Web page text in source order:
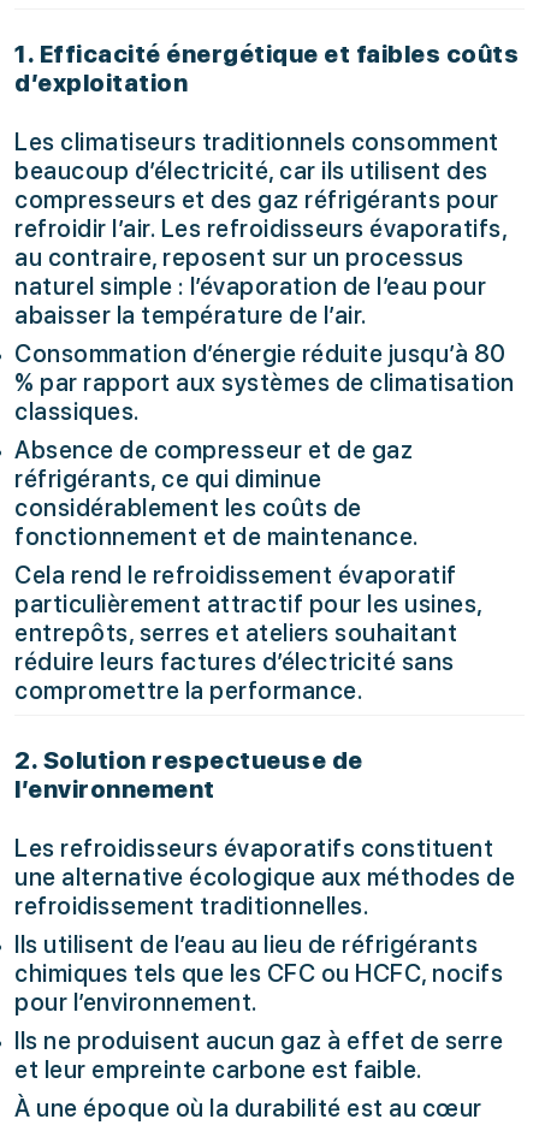
1. Efficacité énergétique et faibles coûts
d’exploitation
Les climatiseurs traditionnels consomment
beaucoup d’électricité, car ils utilisent des
compresseurs et des gaz réfrigérants pour
refroidir l’air. Les refroidisseurs évaporatifs,
au contraire, reposent sur un processus
naturel simple : l’évaporation de l’eau pour
abaisser la température de l’air.
Consommation d’énergie réduite jusqu’à 80
% par rapport aux systèmes de climatisation
classiques.
Absence de compresseur et de gaz
réfrigérants, ce qui diminue
considérablement les coûts de
fonctionnement et de maintenance.
Cela rend le refroidissement évaporatif
particulièrement attractif pour les usines,
entrepôts, serres et ateliers souhaitant
réduire leurs factures d’électricité sans
compromettre la performance.
2. Solution respectueuse de
l’environnement
Les refroidisseurs évaporatifs constituent
une alternative écologique aux méthodes de
refroidissement traditionnelles.
Ils utilisent de l’eau au lieu de réfrigérants
chimiques tels que les CFC ou HCFC, nocifs
pour l’environnement.
Ils ne produisent aucun gaz à effet de serre
et leur empreinte carbone est faible.
À une époque où la durabilité est au cœur